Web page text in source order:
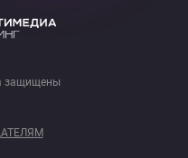
защищены